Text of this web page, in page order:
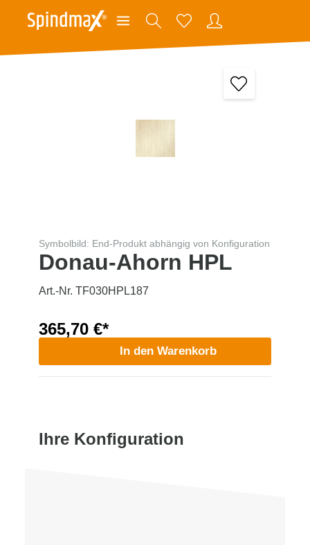
Symbolbild: End-Produkt abhängig von Konfiguration
Donau-Ahorn HPL
Art.-Nr. TF030HPL187
365,70 €*
In den Warenkorb
Ihre Konfiguration